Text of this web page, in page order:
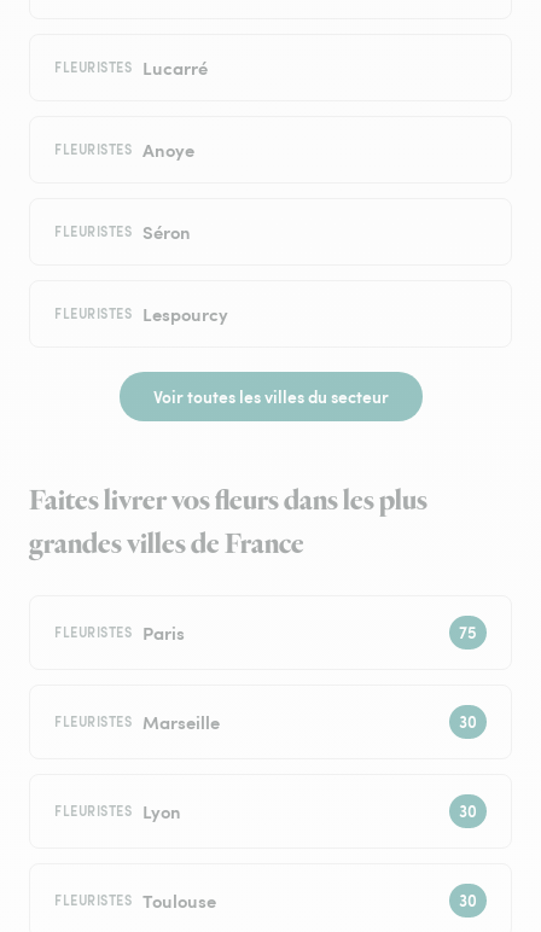
FLEURISTES Lucarré
FLEURISTES Anoye
FLEURISTES Séron
FLEURISTES Lespourcy
Voir toutes les villes du secteur
Faites livrer vos fleurs dans les plus
grandes villes de France
FLEURISTES Paris
FLEURISTES Marseille
FLEURISTES Lyon
FLEURISTES Toulouse